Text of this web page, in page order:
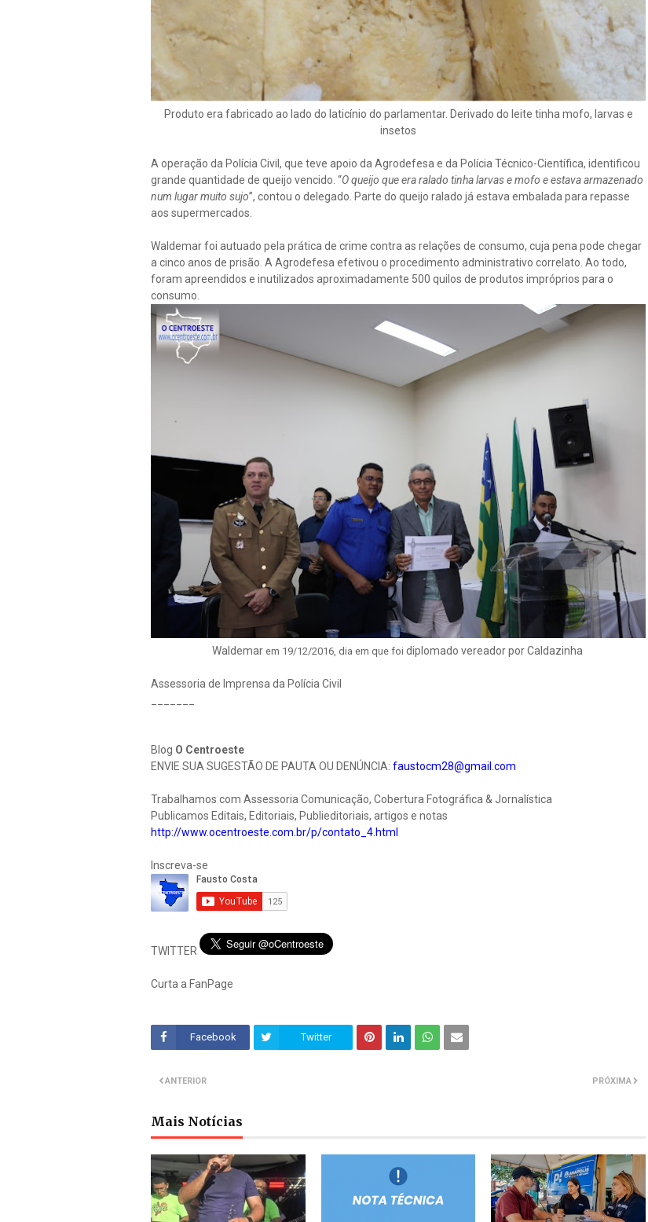
Produto era fabricado ao lado do laticínio do parlamentar. Derivado do leite tinha mofo, larvas e
insetos
A operação da Polícia Civil, que teve apoio da Agrodefesa e da Polícia Técnico-Científica, identificou
grande quantidade de queijo vencido. “O queijo que era ralado tinha larvas e mofo e estava armazenado
num lugar muito sujo”, contou o delegado. Parte do queijo ralado já estava embalada para repasse
aos supermercados.
Waldemar foi autuado pela prática de crime contra as relações de consumo, cuja pena pode chegar
a cinco anos de prisão. A Agrodefesa efetivou o procedimento administrativo correlato. Ao todo,
foram apreendidos e inutilizados aproximadamente 500 quilos de produtos impróprios para o
consumo.
Waldemar em 19/12/2016, dia em que foi diplomado vereador por Caldazinha
Assessoria de Imprensa da Polícia Civil
Blog O Centroeste
ENVIE SUA SUGESTÃO DE PAUTA OU DENÚNCIA: faustocm28@gmail.com
Trabalhamos com Assessoria Comunicação, Cobertura Fotográfica & Jornalística
Publicamos Editais, Editoriais, Publieditoriais, artigos e notas
http://www.ocentroeste.com.br/p/contato_4.html
Inscreva-se
TWITTER
Curta a FanPage
Facebook Twitter
PRÓXIMA
ANTERIOR
Mais Notícias